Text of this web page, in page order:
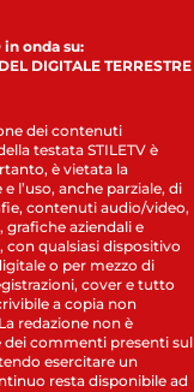
in onda su:
DIGITALE TERRESTRE
dei contenuti
testata STILETV è
è vietata la
l’uso, anche parziale, di
contenuti audio/video,
aziendali e
con qualsiasi dispositivo
o per mezzo di
cover e tutto
a copia non
redazione non è
dei commenti presenti sul
esercitare un
resta disponibile ad